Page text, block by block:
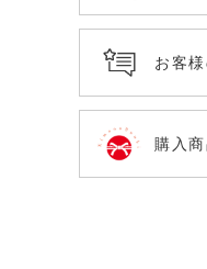
お客
購入商